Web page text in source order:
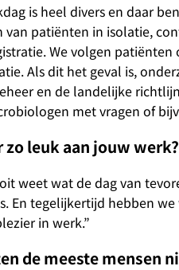
is heel divers en daar
patiënten in isolatie,
We volgen
Als dit het geval is,
en de landelijke
met vragen of
zo leuk aan jouw werk?
weet wat de dag van
En tegelijkertijd hebben
in werk.”
de meeste mensen